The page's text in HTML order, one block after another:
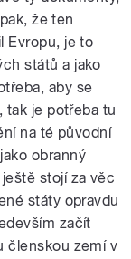
že ten
Evropu, je to
států a jako
aby se
tak je potřeba tu
na té původní
obranný
stojí za věc
státy opravdu
začít
členskou zemí v